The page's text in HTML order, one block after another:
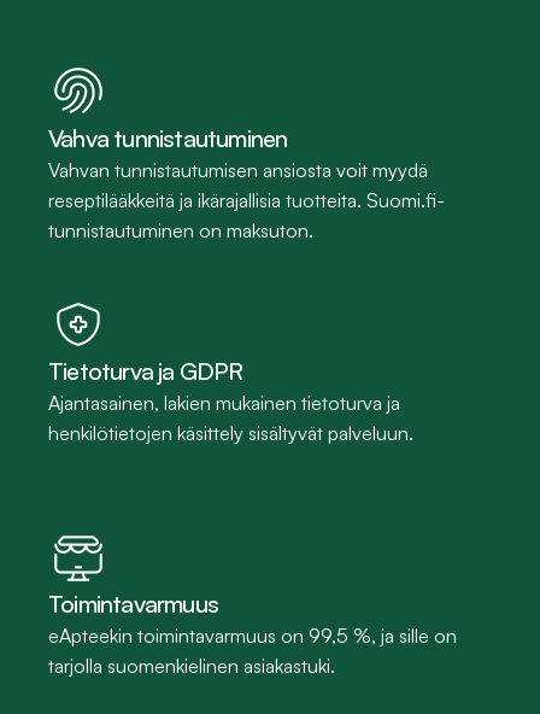
Vahva tunnistautuminen
Vahvan tunnistautumisen ansiosta voit myydä
reseptilääkkeitä ja ikärajallisia tuotteita. Suomi.fi-
tunnistautuminen on maksuton.
Tietoturva ja GDPR
Ajantasainen, lakien mukainen tietoturva ja
henkilötietojen käsittely sisältyvät palveluun.
Toimintavarmuus
eApteekin toimintavarmuus on 99,5 %, ja sille on
tarjolla suomenkielinen asiakastuki.